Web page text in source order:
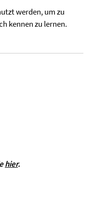
werden, um zu
kennen zu lernen.
hier.